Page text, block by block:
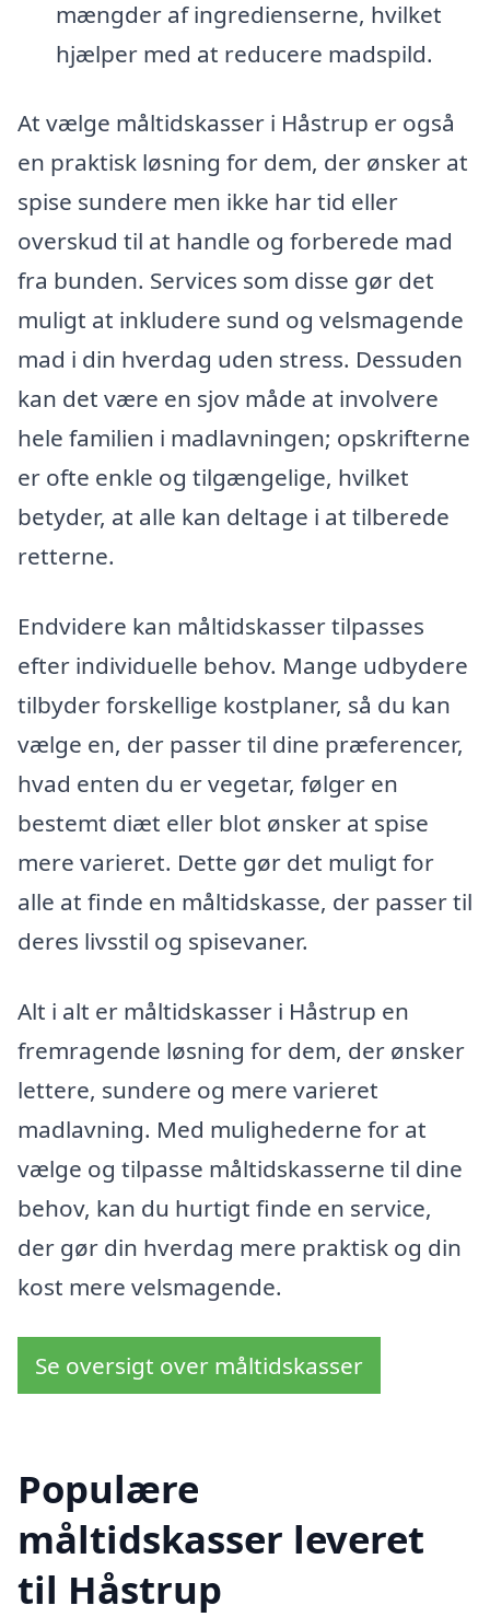
mængder af ingredienserne, hvilket
hjælper med at reducere madspild.
At vælge måltidskasser i Håstrup er også
en praktisk løsning for dem, der ønsker at
spise sundere men ikke har tid eller
overskud til at handle og forberede mad
fra bunden. Services som disse gør det
muligt at inkludere sund og velsmagende
mad i din hverdag uden stress. Dessuden
kan det være en sjov måde at involvere
hele familien i madlavningen; opskrifterne
er ofte enkle og tilgængelige, hvilket
betyder, at alle kan deltage i at tilberede
retterne.
Endvidere kan måltidskasser tilpasses
efter individuelle behov. Mange udbydere
tilbyder forskellige kostplaner, så du kan
vælge en, der passer til dine præferencer,
hvad enten du er vegetar, følger en
bestemt diæt eller blot ønsker at spise
mere varieret. Dette gør det muligt for
alle at finde en måltidskasse, der passer til
deres livsstil og spisevaner.
Alt i alt er måltidskasser i Håstrup en
fremragende løsning for dem, der ønsker
lettere, sundere og mere varieret
madlavning. Med mulighederne for at
vælge og tilpasse måltidskasserne til dine
behov, kan du hurtigt finde en service,
der gør din hverdag mere praktisk og din
kost mere velsmagende.
Se oversigt over måltidskasser
Populære
måltidskasser leveret
til Håstrup